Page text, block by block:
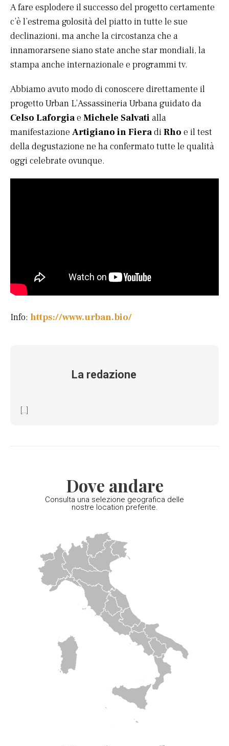
A fare esplodere il successo del progetto certamente
c’è l’estrema golosità del piatto in tutte le sue
declinazioni, ma anche la circostanza che a
innamorarsene siano state anche star mondiali, la
stampa anche internazionale e programmi tv.
Abbiamo avuto modo di conoscere direttamente il
progetto Urban L’Assassineria Urbana guidato da
Celso Laforgiae Michele Salvati alla
manifestazione Artigiano in FieradiRho e il test
della degustazione ne ha confermato tutte le qualità
oggi celebrate ovunque.
Info: https://www.urban.bio/
La redazione
[...]
Dove andare
Consulta una selezione geografica delle
nostre location preferite.